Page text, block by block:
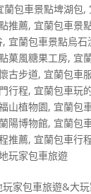
蘭包車景點埤湖包,
推薦, 宜蘭包車景
, 宜蘭包車景點烏石
菓風糖果工房, 宜
古步道, 宜蘭包車
行程, 宜蘭包車玩
山植物園, 宜蘭包
陽博物館, 宜蘭包
推薦, 宜蘭包車行
玩家包車旅遊
家包車旅遊&大